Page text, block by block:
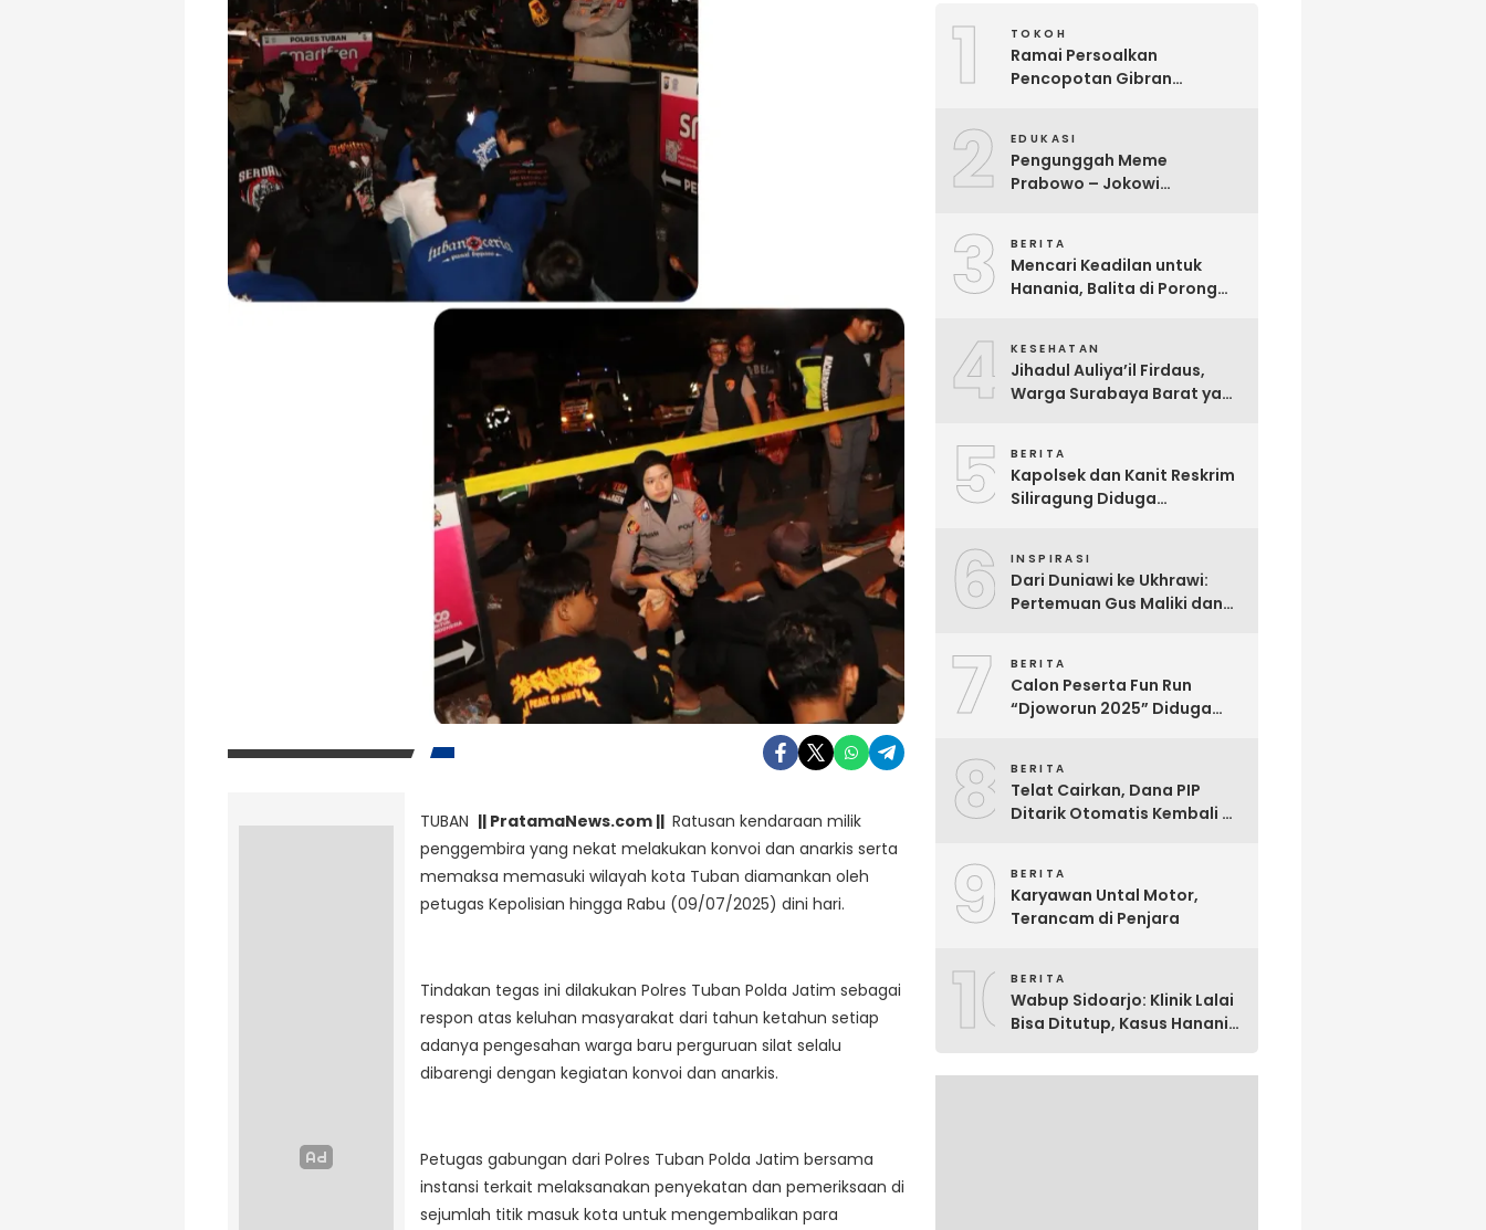
TUBAN || PratamaNews.com || Ratusan kendaraan milik
penggembira yang nekat melakukan konvoi dan anarkis serta
memaksa memasuki wilayah kota Tuban diamankan oleh
petugas Kepolisian hingga Rabu (09/07/2025) dini hari.
Tindakan tegas ini dilakukan Polres Tuban Polda Jatim sebagai
respon atas keluhan masyarakat dari tahun ketahun setiap
adanya pengesahan warga baru perguruan silat selalu
dibarengi dengan kegiatan konvoi dan anarkis.
Petugas gabungan dari Polres Tuban Polda Jatim bersama
instansi terkait melaksanakan penyekatan dan pemeriksaan di
sejumlah titik masuk kota untuk mengembalikan para
1 TOKOH
Ramai Persoalkan
Pencopotan Gibran
Angkat Bicara
2 EDUKASI
Pengunggah Meme
Prabowo – Jokowi
3 BERITA
Mencari Keadilan untuk
Hanania, Balita di Porong
4 KESEHATAN
Jihadul Auliya’il Firdaus,
Warga Surabaya Barat yang
5 BERITA
Kapolsek dan Kanit Reskrim
Siliragung Diduga
6 INSPIRASI
Dari Duniawi ke Ukhrawi:
Pertemuan Gus Maliki dan
7 BERITA
Calon Peserta Fun Run
“Djoworun 2025” Diduga
8 BERITA
Telat Cairkan, Dana PIP
Ditarik Otomatis Kembali Ke
9 BERITA
Karyawan Untal Motor,
Terancam di Penjara
10BERITA
Wabup Sidoarjo: Klinik Lalai
Bisa Ditutup, Kasus Hanania